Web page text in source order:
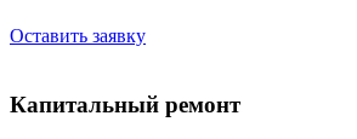
Оставить заявку
Капитальный ремонт